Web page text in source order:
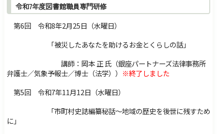
令和7年度図書館職員専門研修
第6回 令和8年2月25日（水曜日）
「被災したあなたを助けるお金とくらしの話」
講師：岡本 正 氏（銀座パートナーズ法律事務所
弁護士／気象予報士／博士（法学）） ※終了しました
第5回 令和7年11月12日（水曜日）
「市町村史誌編纂秘話～地域の歴史を後世に残すため
に」